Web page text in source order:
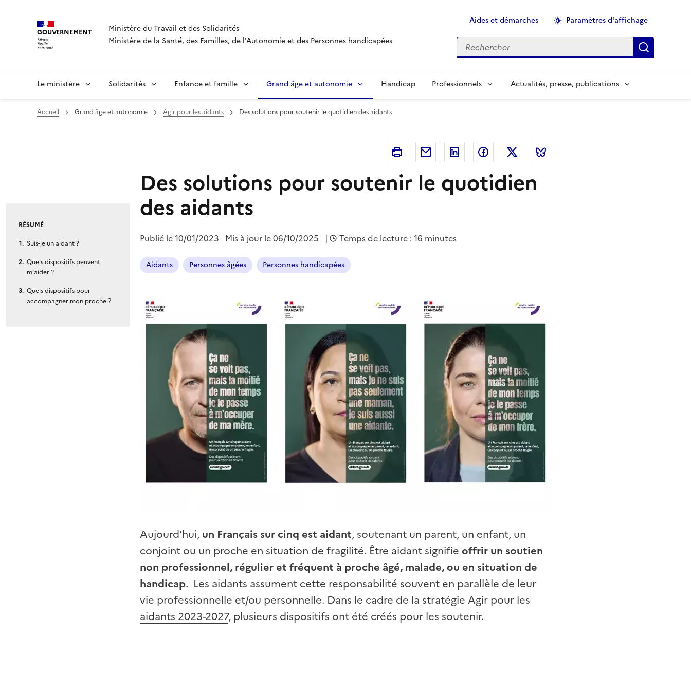
GOUVERNEMENT
Ministère du Travail et des Solidarités
Ministère de la Santé, des Familles, de l'Autonomie et des Personnes handicapées
Aides et démarches Paramètres d'affichage
Rechercher
Le ministère Solidarités Enfance et famille Grand âge et autonomie Handicap Professionnels Actualités, presse, publications
Accueil Grand âge et autonomie Agir pour les aidants Des solutions pour soutenir le quotidien des aidants
Imprimer Courriel Linkedin FacebookTwitter
Des solutions pour soutenir le quotidien
des aidants
Publié le10/01/2023 Mis à jour le06/10/2025 | Temps de lecture : 16 minutes
Aidants Personnes âgées Personnes handicapées
Aujourd’hui, un Français sur cinq est aidant, soutenant un parent, un enfant, un
conjoint ou un proche en situation de fragilité. Être aidant signifie offrir un soutien
non professionnel, régulier et fréquent à proche âgé, malade, ou en situation de
handicap. Les aidants assument cette responsabilité souvent en parallèle de leur
vie professionnelle et/ou personnelle. Dans le cadre de la stratégie Agir pour les
aidants 2023-2027, plusieurs dispositifs ont été créés pour les soutenir.
RÉSUMÉ
Suis-je un aidant ?
Quels dispositifs peuvent
m’aider ?
Quels dispositifs pour
accompagner mon proche ?